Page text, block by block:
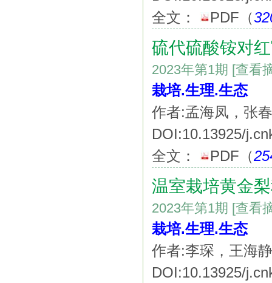
全文：
PDF （
硫代硫酸铵对
2023年第1期 [查看
栽培.生理.生态
作者:孟海凤，张
DOI:10.13925/
全文：
PDF （
温室栽培黄金
2023年第1期 [查看
栽培.生理.生态
作者:李琛，王海
DOI:10.13925/